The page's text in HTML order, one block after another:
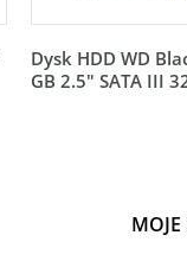
Dysk HDD WD
GB 2.5" SATA III